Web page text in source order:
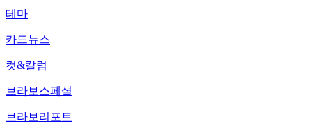
테마
카드뉴스
컷&칼럼
브라보스페셜
브라보리포트